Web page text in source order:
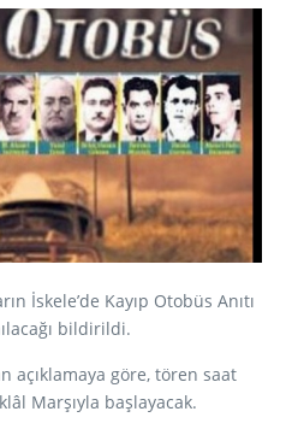
İskele’de Kayıp Otobüs Anıtı
bildirildi.
açıklamaya göre, tören saat
Marşıyla başlayacak.